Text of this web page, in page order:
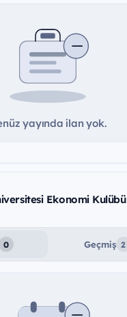
yayında ilan yok.
Ekonomi Kulübü
0 Geçmiş 2